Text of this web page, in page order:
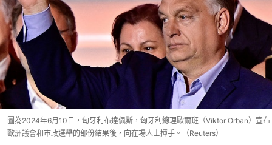
圖為2024年6月10日，匈牙利布達佩斯，匈牙利總理歐爾班（Viktor Orban）宣布
歐洲議會和市政選舉的部份結果後，向在場人士揮手。（Reuters）